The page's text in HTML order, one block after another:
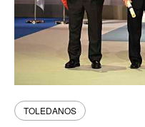
TOLEDANOS